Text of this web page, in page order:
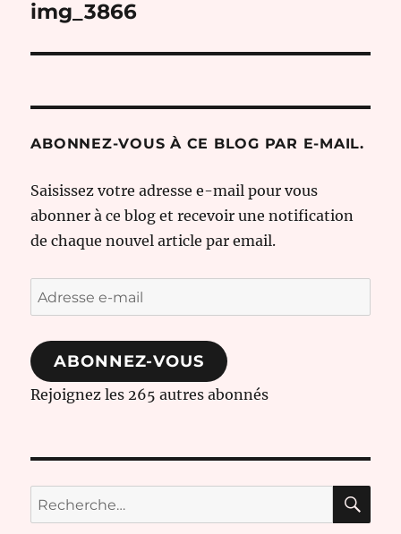
img_3866
ABONNEZ-VOUS À CE BLOG PAR E-MAIL.
Saisissez votre adresse e-mail pour vous
abonner à ce blog et recevoir une notification
de chaque nouvel article par email.
Adresse
e-
mail
ABONNEZ-VOUS
Rejoignez les 265 autres abonnés
Recherche
pour :